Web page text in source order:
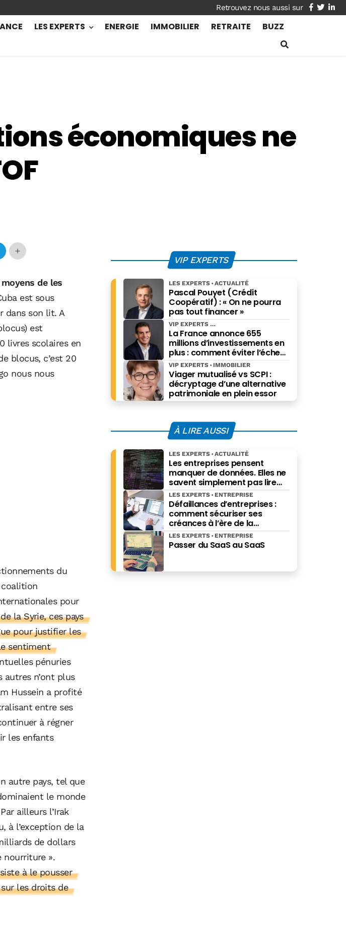
facebook
twitter
LES EXPERTS ENERGIE IMMOBILIER RETRAITE BUZZ
économiques ne
de les
est sous
dans son lit. A
est
livres scolaires en
blocus, c’est 20
nous nous
du
coalition
pour
la Syrie, ces pays
pour justifier les
sentiment
pénuries
autres n’ont plus
Hussein a profité
entre ses
à régner
les enfants
autre pays, tel que
le monde
ailleurs l’Irak
à l’exception de la
de dollars
nourriture ».
à le pousser
les droits de
VIP EXPERTS
Pascal Pouyet (Crédit
Coopératif) : « On ne pourra
pas tout financer »
LES EXPERTS ACTUALITÉ
La France annonce 655
millions d’investissements en
plus : comment éviter l’échec
des projets à grande échelle ?
VIP EXPERTS
Viager mutualisé vs SCPI :
décryptage d’une alternative
patrimoniale en plein essor
VIP EXPERTS IMMOBILIER
À LIRE AUSSI
Les entreprises pensent
manquer de données. Elles ne
savent simplement pas lire
celles qu’elles possèdent déjà.
LES EXPERTS ACTUALITÉ
Défaillances d’entreprises :
comment sécuriser ses
créances à l’ère de la
facturation électronique ?
LES EXPERTS ENTREPRISE
Passer du SaaS au SaaS
LES EXPERTS ENTREPRISE